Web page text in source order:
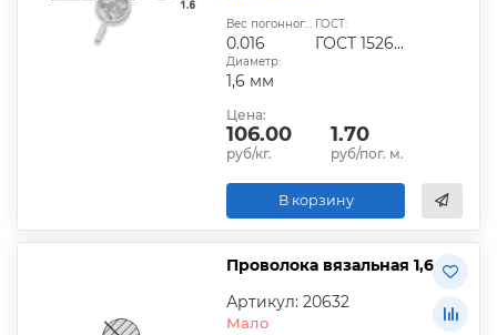
Вес погонного метра, кг:
0.016
ГОСТ:
ГОСТ 1526-81
Диаметр:
1,6 мм
Цена:
106.00
руб/кг.
1.70
руб/пог. м.
В корзину
Проволока вязальная 1,6
Артикул: 20632
Мало